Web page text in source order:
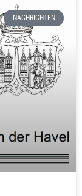
NACHRICHTEN